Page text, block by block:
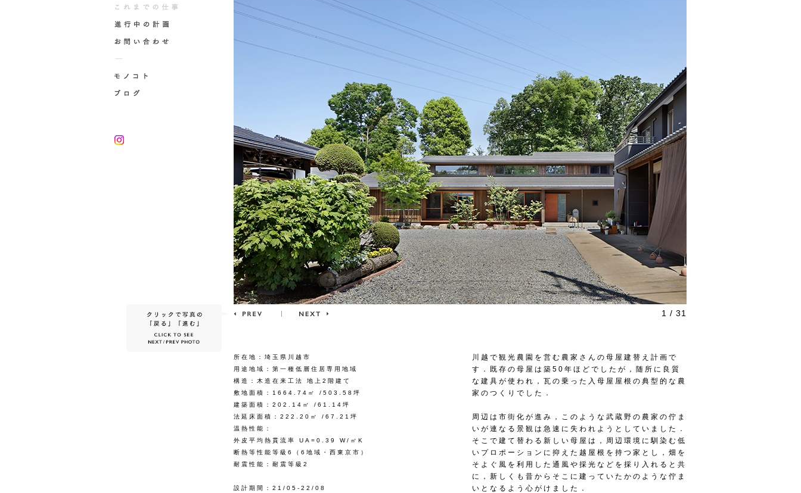
1 / 31
所在地：埼玉県川越市
用途地域：第一種低層住居専用地域
構造：木造在来工法 地上2階建て
敷地面積：1664.74㎡ /503.58坪
建築面積：202.14㎡ /61.14坪
法延床面積：222.20㎡ /67.21坪
温熱性能：
外皮平均熱貫流率 UA=0.39 W/㎡K
断熱等性能等級6（6地域・西東京市）
耐震性能：耐震等級2
設計期間：21/05-22/08
川越で観光農園を営む農家さんの母屋建替え計画で
す．既存の母屋は築50年ほどでしたが，随所に良質
な建具が使われ，瓦の乗った入母屋屋根の典型的な農
家のつくりでした．
周辺は市街化が進み，このような武蔵野の農家の佇ま
いが連なる景観は急速に失われようとしていました．
そこで建て替わる新しい母屋は，周辺環境に馴染む低
いプロポーションに抑えた越屋根を持つ家とし，畑を
そよぐ風を利用した通風や採光などを採り入れると共
に，新しくも昔からそこに建っていたかのような佇ま
いとなるよう心がけました．